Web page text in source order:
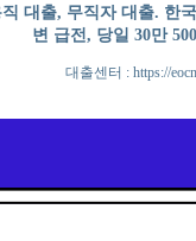
대출, 무직자 대출. 한
변 급전, 당일 30만
대출센터 : https://